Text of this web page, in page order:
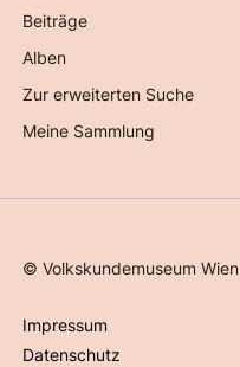
Beiträge
Alben
Zur erweiterten Suche
Meine Sammlung
©Volkskundemuseum Wien
Impressum
Datenschutz